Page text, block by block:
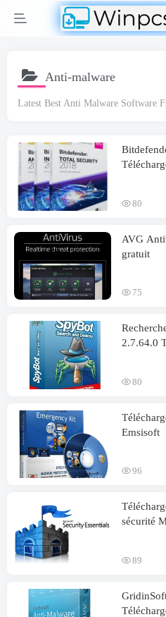
Anti-malware
Latest Best Anti Malware Software
80
AVG
gratuit
75
2.7.64.0
80
Emsisoft
96
sécurité
89